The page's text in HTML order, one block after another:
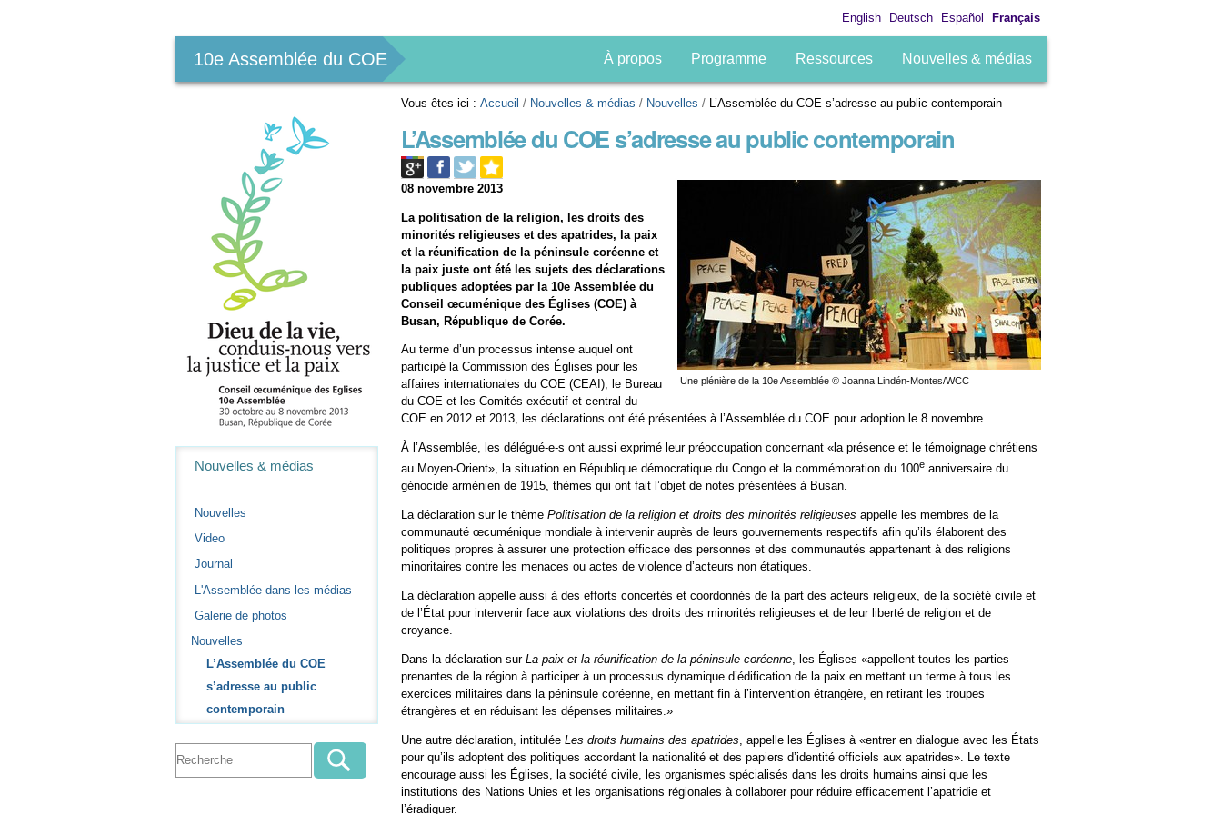
English Deutsch Español Français
10e Assemblée du COE À propos Programme Ressources Nouvelles & médias
Vous êtes ici : Accueil / Nouvelles & médias / Nouvelles / L’Assemblée du COE s’adresse au public contemporain
L’Assemblée du COE s’adresse au public contemporain
Une plénière de la 10e Assemblée © Joanna Lindén-Montes/WCC
08 novembre 2013
La politisation de la religion, les droits des
minorités religieuses et des apatrides, la paix
et la réunification de la péninsule coréenne et
la paix juste ont été les sujets des déclarations
publiques adoptées par la 10e Assemblée du
Conseil œcuménique des Églises (COE) à
Busan, République de Corée.
Au terme d’un processus intense auquel ont
participé la Commission des Églises pour les
affaires internationales du COE (CEAI), le Bureau
du COE et les Comités exécutif et central du
COE en 2012 et 2013, les déclarations ont été présentées à l’Assemblée du COE pour adoption le 8 novembre.
À l’Assemblée, les délégué-e-s ont aussi exprimé leur préoccupation concernant «la présence et le témoignage chrétiens
au Moyen-Orient», la situation en République démocratique du Congo et la commémoration du 100e anniversaire du
génocide arménien de 1915, thèmes qui ont fait l’objet de notes présentées à Busan.
La déclaration sur le thèmePolitisation de la religion et droits des minorités religieusesappelle les membres de la
communauté œcuménique mondiale à intervenir auprès de leurs gouvernements respectifs afin qu’ils élaborent des
politiques propres à assurer une protection efficace des personnes et des communautés appartenant à des religions
minoritaires contre les menaces ou actes de violence d’acteurs non étatiques.
La déclaration appelle aussi à des efforts concertés et coordonnés de la part des acteurs religieux, de la société civile et
de l’État pour intervenir face aux violations des droits des minorités religieuses et de leur liberté de religion et de
croyance.
Dans la déclaration surLa paix et la réunification de la péninsule coréenne , les Églises «appellent toutes les parties
prenantes de la région à participer à un processus dynamique d’édification de la paix en mettant un terme à tous les
exercices militaires dans la péninsule coréenne, en mettant fin à l’intervention étrangère, en retirant les troupes
étrangères et en réduisant les dépenses militaires.»
Une autre déclaration, intituléeLes droits humains des apatrides , appelle les Églises à «entrer en dialogue avec les États
pour qu’ils adoptent des politiques accordant la nationalité et des papiers d’identité officiels aux apatrides». Le texte
encourage aussi les Églises, la société civile, les organismes spécialisés dans les droits humains ainsi que les
institutions des Nations Unies et les organisations régionales à collaborer pour réduire efficacement l’apatridie et
l’éradiquer.
Nouvelles & médias
Nouvelles
Video
Journal
L'Assemblée dans les médias
Galerie de photos
Nouvelles
L’Assemblée du COE
s’adresse au public
contemporain